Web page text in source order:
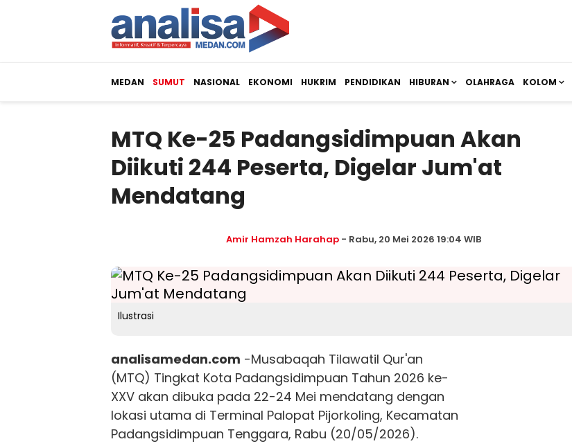
MEDAN SUMUT NASIONAL EKONOMI HUKRIM PENDIDIKAN HIBURAN OLAHRAGA KOLOM
MTQ Ke-25 Padangsidimpuan Akan
Diikuti 244 Peserta, Digelar Jum'at
Mendatang
Amir Hamzah Harahap - Rabu, 20 Mei 2026 19:04 WIB
Ilustrasi
analisamedan.com -Musabaqah Tilawatil Qur'an
(MTQ) Tingkat Kota Padangsidimpuan Tahun 2026 ke-
XXV akan dibuka pada 22-24 Mei mendatang dengan
lokasi utama di Terminal Palopat Pijorkoling, Kecamatan
Padangsidimpuan Tenggara, Rabu (20/05/2026).